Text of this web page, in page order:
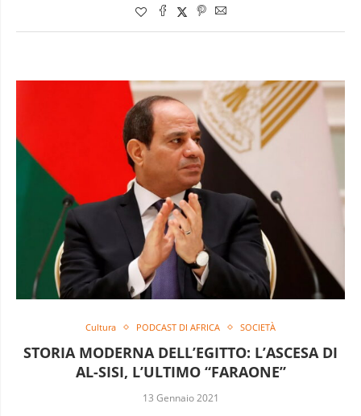
Cultura PODCAST DI AFRICA SOCIETÀ
STORIA MODERNA DELL’EGITTO: L’ASCESA DI
AL-SISI, L’ULTIMO “FARAONE”
13 Gennaio 2021